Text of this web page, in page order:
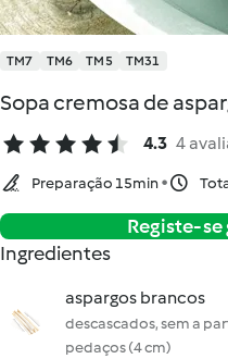
TM7 TM6 TM5 TM31
Sopa cremosa de
4.3 4
Preparação 15min
Registe-
Ingredientes
aspargos brancos
descascados, sem a
pedaços (4 cm)